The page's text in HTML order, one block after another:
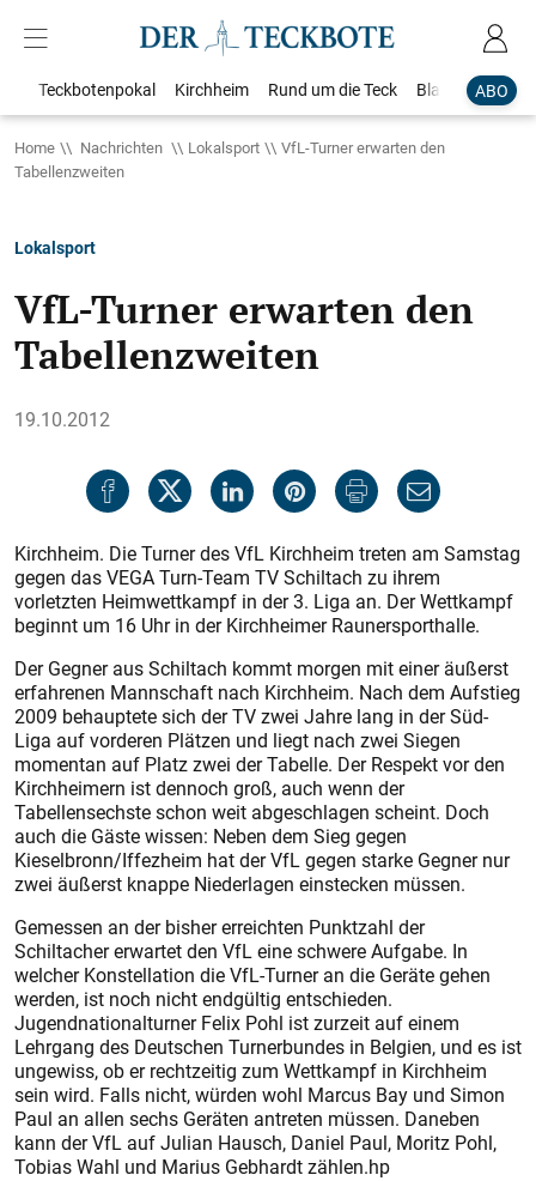
ABO
Teckbotenpokal Kirchheim Rund um die Teck Blaulicht
Home Nachrichten Lokalsport
VfL-Turner erwarten den
Tabellenzweiten
Lokalsport
VfL-Turner erwarten den
Tabellenzweiten
19.10.2012
Kirchheim. Die Turner des VfL Kirchheim treten am Samstag
gegen das VEGA Turn-Team TV Schiltach zu ihrem
vorletzten Heimwettkampf in der 3. Liga an. Der Wettkampf
beginnt um 16 Uhr in der Kirchheimer Raunersporthalle.
Der Gegner aus Schiltach kommt morgen mit einer äußerst
erfahrenen Mannschaft nach Kirchheim. Nach dem Aufstieg
2009 behauptete sich der TV zwei Jahre lang in der Süd-
Liga auf vorderen Plätzen und liegt nach zwei Siegen
momentan auf Platz zwei der Tabelle. Der Respekt vor den
Kirchheimern ist dennoch groß, auch wenn der
Tabellensechste schon weit abgeschlagen scheint. Doch
auch die Gäste wissen: Neben dem Sieg gegen
Kieselbronn/Iffezheim hat der VfL gegen starke Gegner nur
zwei äußerst knappe Niederlagen einstecken müssen.
Gemessen an der bisher erreichten Punktzahl der
Schiltacher erwartet den VfL eine schwere Aufgabe. In
welcher Konstellation die VfL-Turner an die Geräte gehen
werden, ist noch nicht endgültig entschieden.
Jugendnationalturner Felix Pohl ist zurzeit auf einem
Lehrgang des Deutschen Turnerbundes in Belgien, und es ist
ungewiss, ob er rechtzeitig zum Wettkampf in Kirchheim
sein wird. Falls nicht, würden wohl Marcus Bay und Simon
Paul an allen sechs Geräten antreten müssen. Daneben
kann der VfL auf Julian Hausch, Daniel Paul, Moritz Pohl,
Tobias Wahl und Marius Gebhardt zählen.hp